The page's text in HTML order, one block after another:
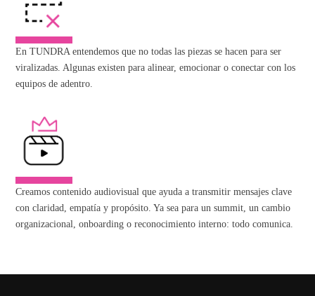
En TUNDRA entendemos que no todas las piezas se hacen para ser
viralizadas. Algunas existen para alinear, emocionar o conectar con los
equipos de adentro.
Creamos contenido audiovisual que ayuda a transmitir mensajes clave
con claridad, empatía y propósito. Ya sea para un summit, un cambio
organizacional, onboarding o reconocimiento interno: todo comunica.